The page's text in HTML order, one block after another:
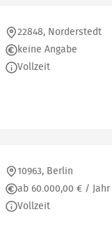
22848, Norderstedt
keine Angabe
Vollzeit
10963, Berlin
ab 60.000,00 € / Jahr
Vollzeit